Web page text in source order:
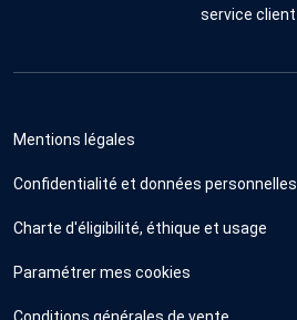
service client
Mentions légales
Confidentialité et données personnelles
Charte d'éligibilité, éthique et usage
Paramétrer mes cookies